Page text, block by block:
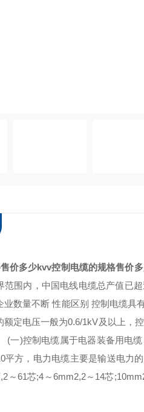
价多少kvv控制电缆的规格售价
范围内，中国电线电缆总产值已
业数量不断 性能区别 控制电缆具
额定电压一般为0.6/1kV及以上，
(一)控制电缆属于电器装备用电
平方，电力电缆主要是输送电力
～61芯;4～6mm2,2～14芯